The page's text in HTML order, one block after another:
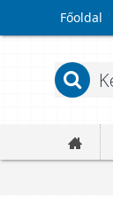
Főoldal